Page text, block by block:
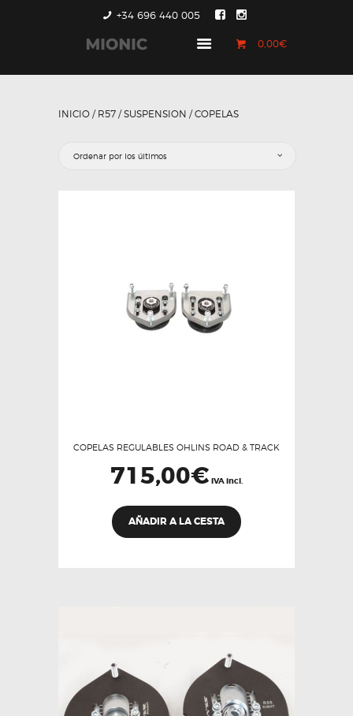
+34 696 440 005
0,00€
GENERACIÓN 1
COUNTRYMAN &
INICIO / R57 /SUSPENSION / COPELAS
COPELAS REGULABLES OHLINS ROAD & TRACK
715,00€ IVA incl.
AÑADIR A LA CESTA